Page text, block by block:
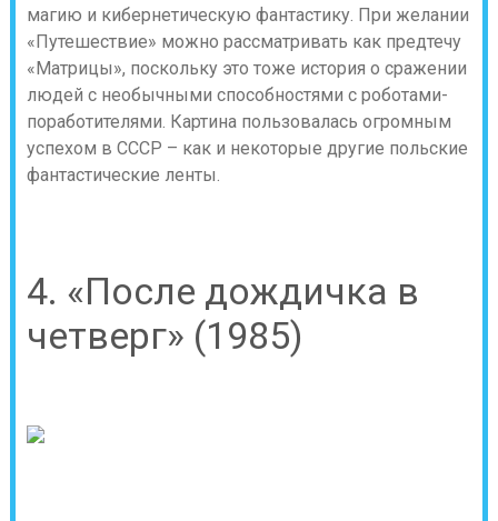
магию и кибернетическую фантастику. При желании
«Путешествие» можно рассматривать как предтечу
«Матрицы», поскольку это тоже история о сражении
людей с необычными способностями с роботами-
поработителями. Картина пользовалась огромным
успехом в СССР – как и некоторые другие польские
фантастические ленты.
4. «После дождичка в
четверг» (1985)